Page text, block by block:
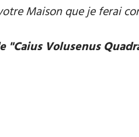
Maison que je ferai
"Caius Volusenus